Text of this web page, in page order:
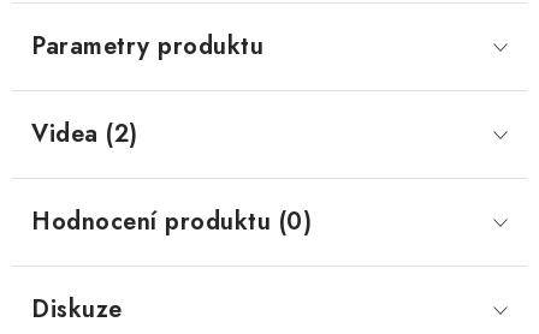
Parametry produktu
Videa (2)
Hodnocení produktu (0)
Diskuze